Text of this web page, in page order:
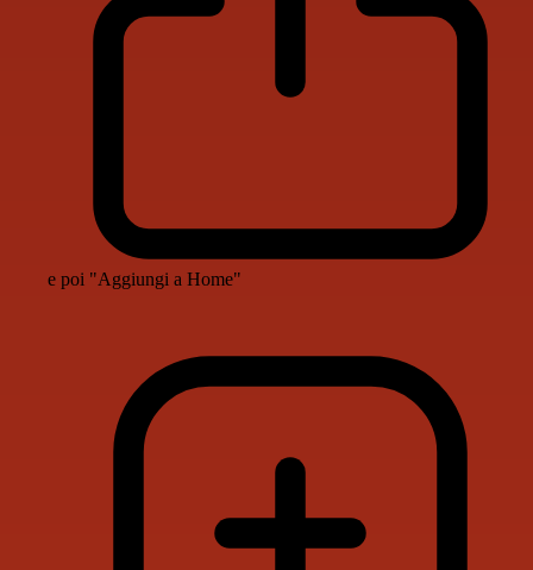
e poi "Aggiungi a Home"